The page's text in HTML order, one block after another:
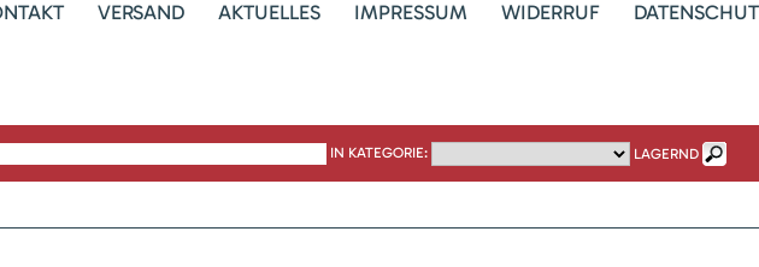
VERSAND AKTUELLES IMPRESSUM WIDERRUF
IN KATEGORIE: LAGERND